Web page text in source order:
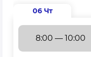
06 Чт
8:00 — 10:00